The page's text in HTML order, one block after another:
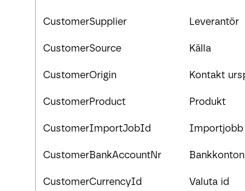
CustomerSupplier Leverantör
CustomerSource Källa
CustomerOrigin Kontakt
CustomerProduct Produkt
CustomerImportJobId Importjobb
CustomerBankAccountNr
CustomerCurrencyId Valuta id